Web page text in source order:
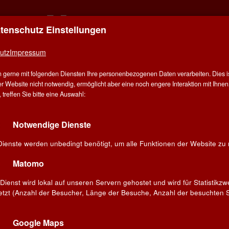
Cantine De Falco
Einstellungen
Impressum
gerne mit folgenden Diensten Ihre personenbezogenen Daten verarbeiten. Dies
Website nicht notwendig, ermöglicht aber eine noch engere Interaktion mit
treffen Sie bitte eine Auswahl:
Notwendige Dienste
werden unbedingt benötigt, um alle Funktionen der Website zu
Matomo
wird lokal auf unseren Servern gehostet und wird für
(Anzahl der Besucher, Länge der Besuche, Anzahl der besuchten
Google Maps